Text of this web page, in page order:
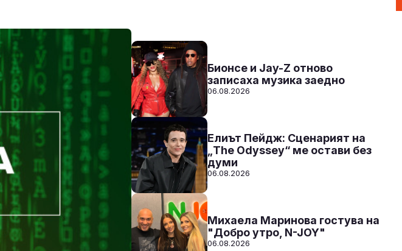
СЛУШАЙ
Бионсе и Jay-Z отново
записаха музика заедно
06.08.2026
Елиът Пейдж: Сценарият на
„The Odyssey“ ме остави без
думи
06.08.2026
Михаела Маринова гостува на
"Добро утро, N-JOY"
06.08.2026